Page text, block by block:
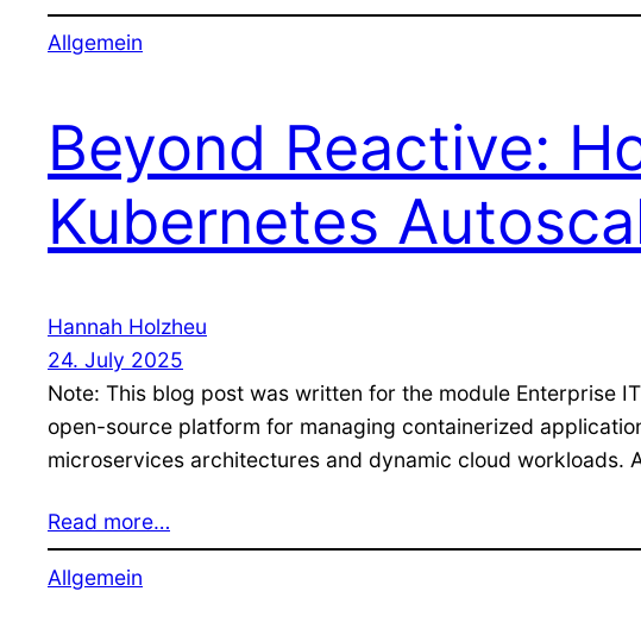
Allgemein
Beyond Reactive:
Kubernetes
Hannah Holzheu
24. July 2025
Note: This blog post was written for the module Enterprise
open-source platform for managing containerized
microservices architectures and dynamic cloud workloads.
Read more…
Allgemein